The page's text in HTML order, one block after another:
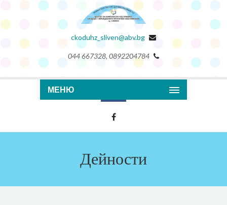
ckoduhz_sliven@abv.bg
044 667328, 0892204784
МЕНЮ
Дейности